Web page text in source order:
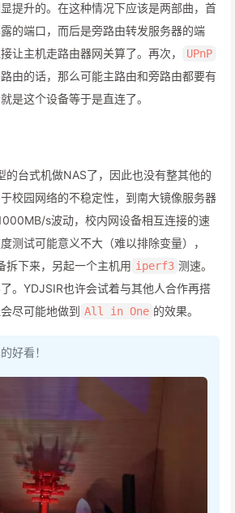
提升的。在这种情况下应该是两部曲，首
的端口，而后是旁路由转发服务器的端
让主机走路由器网关算了。再次，
UPnP
由的话，那么可能主路由和旁路由都要有
是这个设备等于是直连了。
的台式机做NAS了，因此也没有整其他的
校园网络的不稳定性，到南大镜像服务器
s波动，校内网设备相互连接的速
测试可能意义不大（难以排除变量），
拆下来，另起一个主机用 iperf3 测速。
。YDJSIR也许会试着与其他人合作再搭
尽可能地做到 All in One 的效果。
好看！